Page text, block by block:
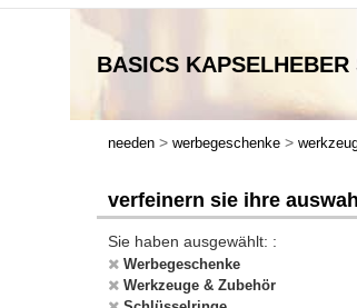
BASICS
needen > werbegeschenke >
verfeinern sie ihre auswahl
Sie haben ausgewählt: :
Werbegeschenke
Werkzeuge & Zubehör